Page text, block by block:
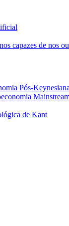
capazes de nos
Pós-
de Kant